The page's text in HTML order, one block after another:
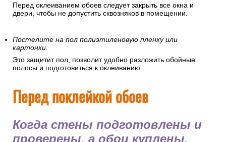
Наведите порядок в помещении.
навредить здоровью, осесть на клее и грунтовке, что
ухудшит их качества.
Перед оклеиванием обоев следует закрыть все окна и
двери, чтобы не допустить сквозняков в помещении.
Постелите на пол полиэтиленовую пленку или
картонки.